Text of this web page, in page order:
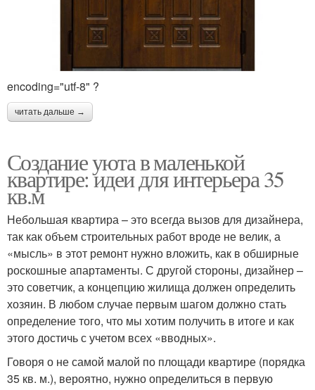
encoding="utf-8" ?
читать дальше →
Создание уюта в маленькой
квартире: идеи для интерьера 35
кв.м
Небольшая квартира – это всегда вызов для дизайнера,
так как объем строительных работ вроде не велик, а
«мысль» в этот ремонт нужно вложить, как в обширные
роскошные апартаменты. С другой стороны, дизайнер –
это советчик, а концепцию жилища должен определить
хозяин. В любом случае первым шагом должно стать
определение того, что мы хотим получить в итоге и как
этого достичь с учетом всех «вводных».
Говоря о не самой малой по площади квартире (порядка
35 кв. м.), вероятно, нужно определиться в первую